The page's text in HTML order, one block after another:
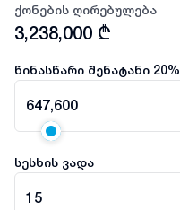
ქონების ღირებულება
3,238,000 ₾
წინასწარი შენატანი 20%
647,600
სესხის ვადა
15